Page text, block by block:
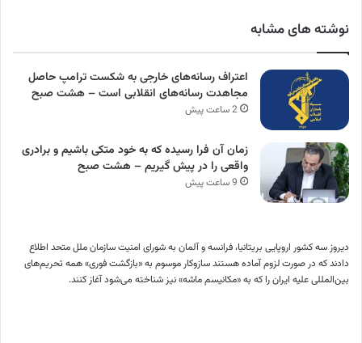
نوشته های مشابه
اعتراف رسانه‌های خارجی به شکست ترامپ حاصل
مجاهدت رسانه‌های انقلابی است – هشت صبح
2 ساعت پیش
زمان آن فرا رسیده که به خود متکی باشیم و برادری
واقعی را در پیش گیریم – هشت صبح
9 ساعت پیش
دیروز سه کشور اروپایی بریتانیا، فرانسه و آلمان به شورای امنیت سازمان ملل متحد اطلاع
دادند که در صورت لزوم آماده هستند سازوکار موسوم به «بازگشت فوری» همه تحریم‌های
بین‌المللی علیه ایران را که به «مکانیسم ماشه» نیز شناخته می‌شود آغاز کنند.